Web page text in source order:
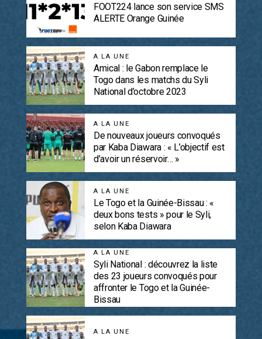
FOOT224 lance son service SMS
ALERTE Orange Guinée
A LA UNE
Amical : le Gabon remplace le
Togo dans les matchs du Syli
National d’octobre 2023
A LA UNE
De nouveaux joueurs convoqués
par Kaba Diawara : « L’objectif est
d’avoir un réservoir… »
A LA UNE
Le Togo et la Guinée-Bissau : «
deux bons tests » pour le Syli,
selon Kaba Diawara
A LA UNE
Syli National : découvrez la liste
des 23 joueurs convoqués pour
affronter le Togo et la Guinée-
Bissau
A LA UNE